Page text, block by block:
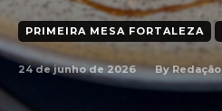
PRIMEIRA MESA FORTALEZA
24 de junho de 2026 By Redação